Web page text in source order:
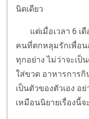
นิดเดียว
แต่เมื่อเวลา 6 เดื
คนที่ตกหลุมรักเพื่อ
ทุกอย่าง ไม่ว่าจะเป็
ใส่ขวด อาหารการ
เป็นตัวของตัวเอง อย่
เหมือนนิยายเรื่องนี้จ